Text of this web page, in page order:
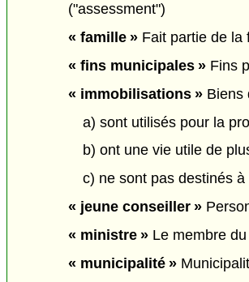
("assessment")
« famille » Fait partie de la
« fins municipales » Fins
« immobilisations » Biens
a) sont utilisés pour la
b) ont une vie utile de
c) ne sont pas destinés
« jeune conseiller »
« ministre » Le membre
« municipalité »